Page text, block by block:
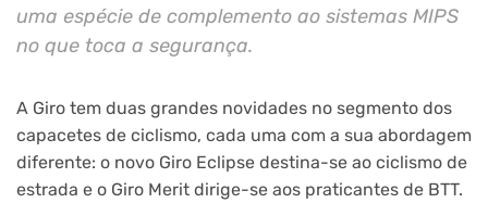
uma espécie de complemento ao sistemas MIPS
no que toca a segurança.
A Giro tem duas grandes novidades no segmento dos
capacetes de ciclismo, cada uma com a sua abordagem
diferente: o novo Giro Eclipse destina-se ao ciclismo de
estrada e o Giro Merit dirige-se aos praticantes de BTT.